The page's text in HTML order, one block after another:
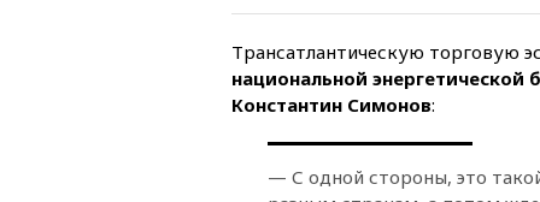
Трансатлантическую торговую
национальной энергетической
Константин Симонов:
— С одной стороны, это